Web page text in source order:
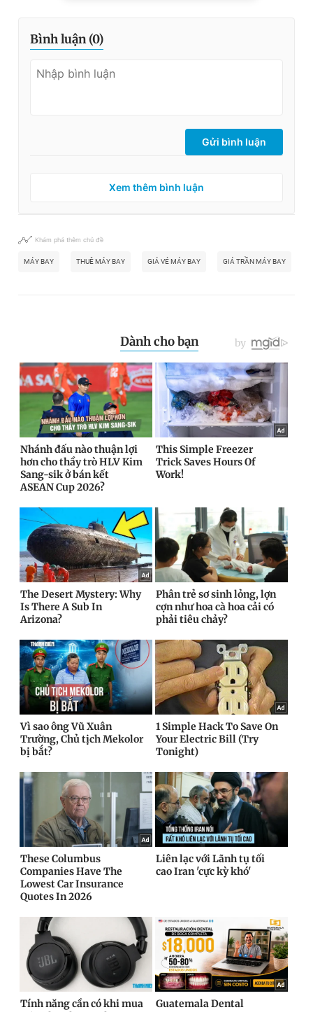
Bình luận (0)
Gửi bình luận
Xem thêm bình luận
Khám phá thêm chủ đề
MÁY BAY THUÊ MÁY BAY GIÁ VÉ MÁY BAY GIÁ TRẦN MÁY BAY